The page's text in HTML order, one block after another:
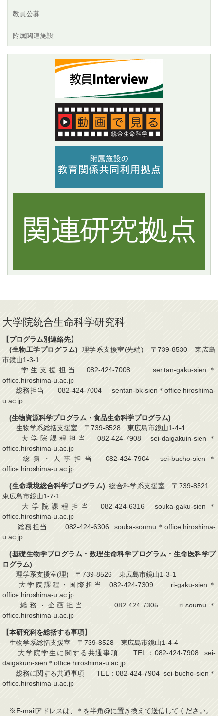
教員公募
附属関連施設
大学院統合生命科学研究科
【プログラム別連絡先】
(生物工学プログラム) 理学系支援室(先端) 〒739-8530 東広島
市鏡山1-3-1
学生支援担当 082-424-7008 sentan-gaku-sien＊
office.hiroshima-u.ac.jp
総務担当 082-424-7004 sentan-bk-sien＊office.hiroshima-
u.ac.jp
(生物資源科学プログラム・食品生命科学プログラム)
生物学系総括支援室 〒739-8528 東広島市鏡山1-4-4
大学院課程担当 082-424-7908 sei-daigakuin-sien＊
office.hiroshima-u.ac.jp
総務・人事担当 082-424-7904 sei-bucho-sien＊
office.hiroshima-u.ac.jp
(生命環境総合科学プログラム) 総合科学系支援室 〒739-8521
東広島市鏡山1-7-1
大学院課程担当 082-424-6316 souka-gaku-sien＊
office.hiroshima-u.ac.jp
総務担当 082-424-6306 souka-soumu＊office.hiroshima-
u.ac.jp
(基礎生物学プログラム・数理生命科学プログラム・生命医科学プ
ログラム)
理学系支援室(理) 〒739-8526 東広島市鏡山1-3-1
大学院課程・国際担当 082-424-7309 ri-gaku-sien＊
office.hiroshima-u.ac.jp
総務・企画担当 082-424-7305 ri-soumu＊
office.hiroshima-u.ac.jp
【本研究科を総括する事項】
生物学系総括支援室 〒739-8528 東広島市鏡山1-4-4
大学院学生に関する共通事項 TEL：082-424-7908 sei-
daigakuin-sien＊office.hiroshima-u.ac.jp
総務に関する共通事項 TEL：082-424-7904 sei-bucho-sien＊
office.hiroshima-u.ac.jp
※E-mailアドレスは、＊を半角@に置き換えて送信してください。